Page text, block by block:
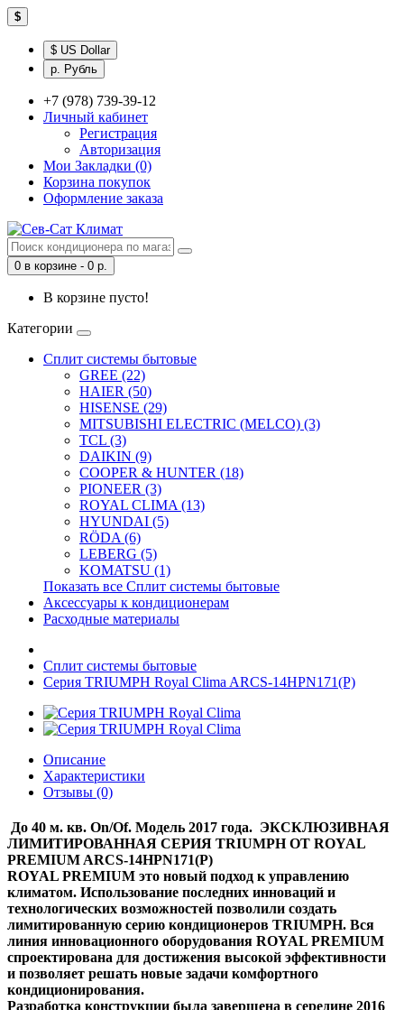
$
$ US Dollar
р. Рубль
+7 (978) 739-39-12
Личный кабинет
Регистрация
Авторизация
Мои Закладки (0)
Корзина покупок
Оформление заказа
0 в корзине - 0 р.
В корзине пусто!
Категории
Сплит системы бытовые
GREE (22)
HAIER (50)
HISENSE (29)
MITSUBISHI ELECTRIC (MELCO) (3)
TCL (3)
DAIKIN (9)
COOPER & HUNTER (18)
PIONEER (3)
ROYAL CLIMA (13)
HYUNDAI (5)
RÖDA (6)
LEBERG (5)
KOMATSU (1)
Показать все Сплит системы бытовые
Аксессуары к кондиционерам
Расходные материалы
Сплит системы бытовые
Серия TRIUMPH Royal Clima ARCS-14HPN171(P)
Описание
Характеристики
Отзывы (0)
До 40 м. кв. On/Of. Модель 2017 года. ЭКСКЛЮЗИВНАЯ
ЛИМИТИРОВАННАЯ СЕРИЯ TRIUMPH ОТ ROYAL
PREMIUM ARCS-14HPN171(P)
ROYAL PREMIUM это новый подход к управлению
климатом. Использование последних инноваций и
технологических возможностей позволили создать
лимитированную серию кондиционеров TRIUMPH. Вся
линия инновационного оборудования ROYAL PREMIUM
спроектирована для достижения высокой эффективности
и позволяет решать новые задачи комфортного
кондиционирования.
Разработка конструкции была завершена в середине 2016